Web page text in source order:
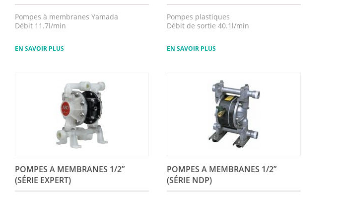
Pompes à membranes Yamada
Débit 11.7l/min
EN SAVOIR PLUS
Pompes plastiques
Débit de sortie 40.1l/min
EN SAVOIR PLUS
POMPES A MEMBRANES 1/2”
(SÉRIE EXPERT)
POMPES A MEMBRANES 1/2”
(SÉRIE NDP)